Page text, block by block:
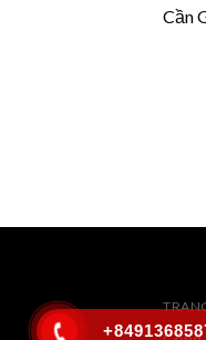
Cần